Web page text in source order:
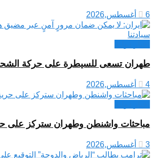
6 أغسطس,2026
طهران تسعى للسيطرة على حركة
4 أغسطس,2026
مباحثات واشنطن وطهران ستركز على
3 أغسطس,2026